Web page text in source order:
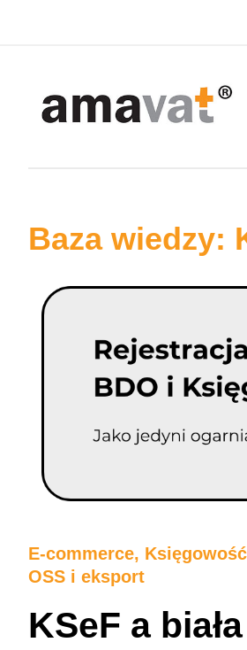
Baza wiedzy:
E-commerce,
OSS i eksport
KSeF a